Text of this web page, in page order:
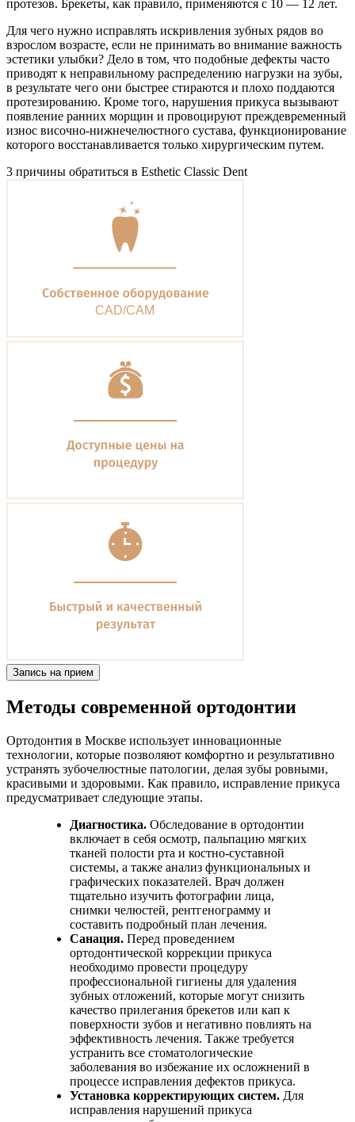
протезов. Брекеты, как правило, применяются с 10 — 12 лет.
Для чего нужно исправлять искривления зубных рядов во
взрослом возрасте, если не принимать во внимание важность
эстетики улыбки? Дело в том, что подобные дефекты часто
приводят к неправильному распределению нагрузки на зубы,
в результате чего они быстрее стираются и плохо поддаются
протезированию. Кроме того, нарушения прикуса вызывают
появление ранних морщин и провоцируют преждевременный
износ височно-нижнечелюстного сустава, функционирование
которого восстанавливается только хирургическим путем.
3 причины обратиться в Esthetic Classic Dent
Запись на прием
Методы современной ортодонтии
Ортодонтия в Москве использует инновационные
технологии, которые позволяют комфортно и результативно
устранять зубочелюстные патологии, делая зубы ровными,
красивыми и здоровыми. Как правило, исправление прикуса
предусматривает следующие этапы.
Диагностика. Обследование в ортодонтии
включает в себя осмотр, пальпацию мягких
тканей полости рта и костно-суставной
системы, а также анализ функциональных и
графических показателей. Врач должен
тщательно изучить фотографии лица,
снимки челюстей, рентгенограмму и
составить подробный план лечения.
Санация. Перед проведением
ортодонтической коррекции прикуса
необходимо провести процедуру
профессиональной гигиены для удаления
зубных отложений, которые могут снизить
качество прилегания брекетов или кап к
поверхности зубов и негативно повлиять на
эффективность лечения. Также требуется
устранить все стоматологические
заболевания во избежание их осложнений в
процессе исправления дефектов прикуса.
Установка корректирующих систем. Для
исправления нарушений прикуса